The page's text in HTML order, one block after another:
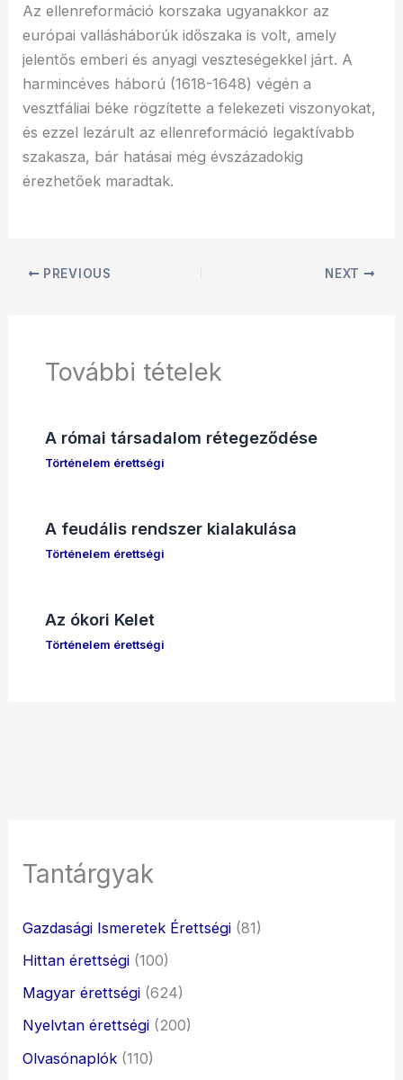
Az ellenreformáció korszaka ugyanakkor az
európai vallásháborúk időszaka is volt, amely
jelentős emberi és anyagi veszteségekkel járt. A
harmincéves háború (1618-1648) végén a
vesztfáliai béke rögzítette a felekezeti viszonyokat,
és ezzel lezárult az ellenreformáció legaktívabb
szakasza, bár hatásai még évszázadokig
érezhetőek maradtak.
PREVIOUS NEXT
További tételek
A római társadalom rétegeződése
Történelem érettségi
A feudális rendszer kialakulása
Történelem érettségi
Az ókori Kelet
Történelem érettségi
Tantárgyak
Gazdasági Ismeretek Érettségi (81)
Hittan érettségi (100)
Magyar érettségi (624)
Nyelvtan érettségi (200)
Olvasónaplók (110)